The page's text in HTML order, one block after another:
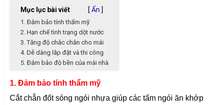
Mục lục bài viết [ Ẩn ]
1. Đảm bảo tính thẩm mỹ
2. Hạn chế tình trạng dột nước
3. Tăng độ chắc chắn cho mái
4. Dễ dàng lắp đặt và thi công
5. Đảm bảo độ bền của mái nhà
1. Đảm bảo tính thẩm mỹ
Cắt chẵn đốt sóng ngói nhựa giúp các tấm ngói ăn khớp